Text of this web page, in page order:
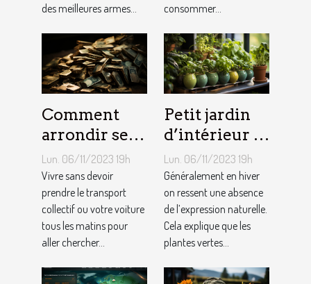
des meilleures armes...
consommer...
Comment
arrondir ses
fins du mois
avec
l’internet ?
Lun. 06/11/2023 19h
Vivre sans devoir
prendre le transport
collectif ou votre voiture
tous les matins pour
aller chercher...
Petit jardin
d’intérieur :
comment en
créer chez
soi ?
Lun. 06/11/2023 19h
Généralement en hiver
on ressent une absence
de l’expression naturelle.
Cela explique que les
plantes vertes...